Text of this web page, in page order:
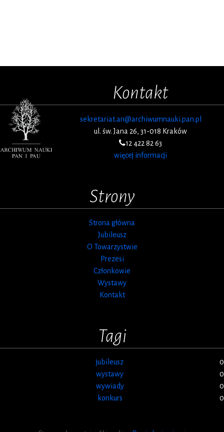
Kontakt
sekretariat.an@archiwumnauki.pan.pl
ul. św. Jana 26, 31-018 Kraków
12 422 82 63
więcej informacji
Strony
Strona główna
Jubileusz
O Towarzystwie
Prezesi
Członkowie
Wystawy
Kontakt
Tagi
jubileusz
0
wystawy
0
wywiady
0
konkurs
0